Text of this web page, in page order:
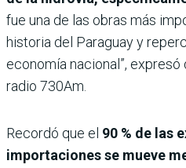
fue una de las obras más
historia del Paraguay y
economía nacional”,
radio 730Am.
Recordó que el 90 % de las
importaciones se mueve